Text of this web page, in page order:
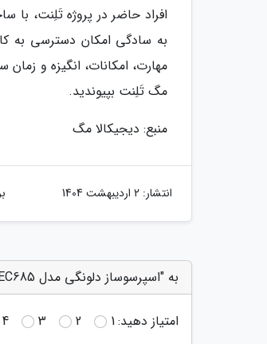
افراد حاضر در پروژه تَلِنت، با
به سادگی امکان دسترسی به
مهارت، امکانات، انگیزه و زمان
مگ تَلِنت بپیوندید.
منبع: دیجیکالا مگ
انتشار: 2 اردیبهشت 1404
به "اسپرسوساز دلونگی مدل EC685؛ برای قهوه ای حرفه ای و خوش طعم" امتیاز دهید
امتیاز دهید:1
2
3
4